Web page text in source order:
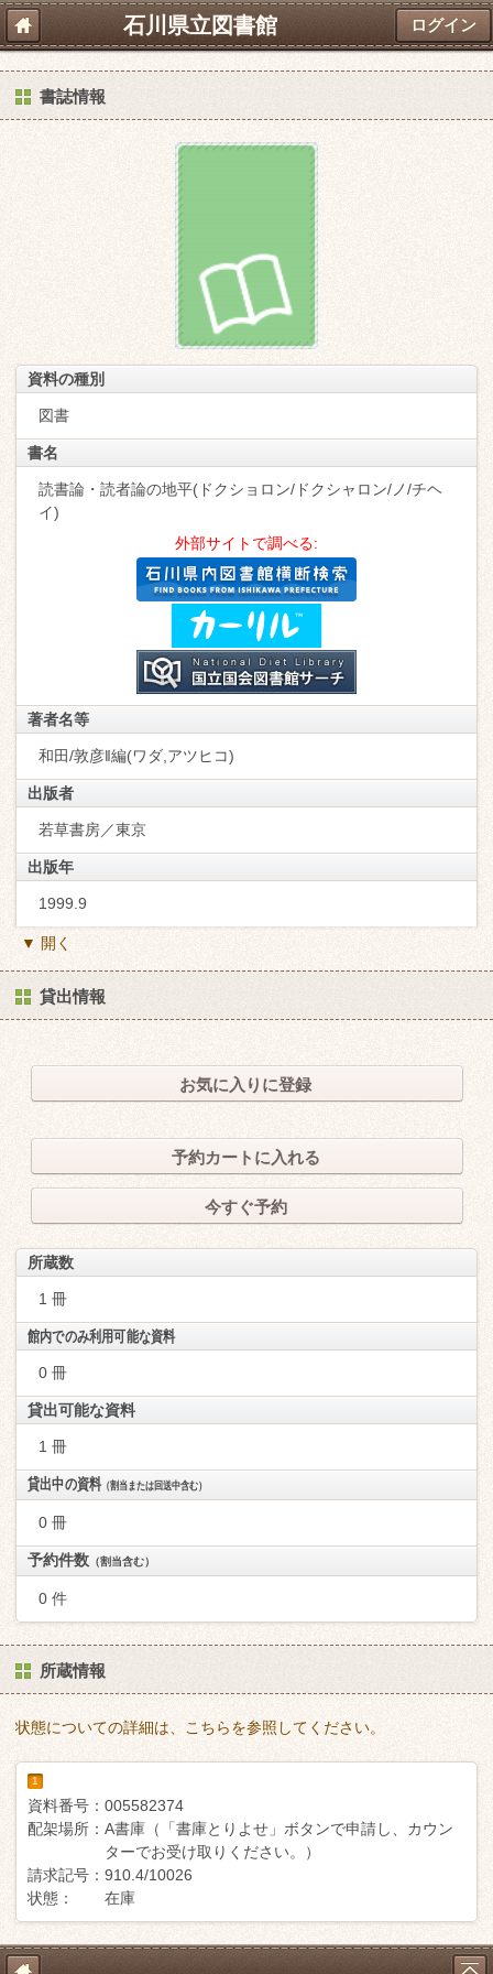
石川県立図書館 ログイン
書誌情報
資料の種別
図書
書名
読書論・読者論の地平(ドクショロン/ドクシャロン/ノ/チヘ
イ)
外部サイトで調べる:
著者名等
和田/敦彦‖編(ワダ,アツヒコ)
出版者
若草書房／東京
出版年
1999.9
▼ 開く
貸出情報
お気に入りに登録
予約カートに入れる
今すぐ予約
所蔵数
1 冊
館内でのみ利用可能な資料
0 冊
貸出可能な資料
1 冊
貸出中の資料（割当または回送中含む）
0 冊
予約件数 （割当含む）
0 件
所蔵情報
状態についての詳細は、こちらを参照してください。
1
資料番号： 005582374
配架場所： A書庫（「書庫とりよせ」ボタンで申請し、カウン
ターでお受け取りください。）
請求記号： 910.4/10026
状態：
在庫